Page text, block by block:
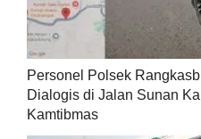
Personel Polsek
Dialogis di Jalan Sunan
Kamtibmas